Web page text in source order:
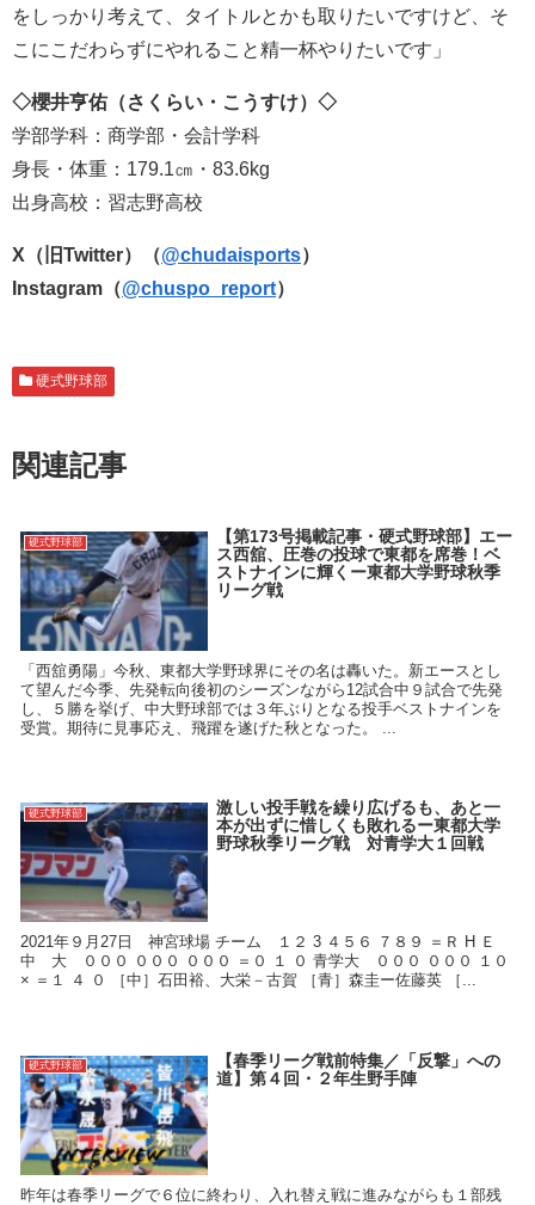
をしっかり考えて、タイトルとかも取りたいですけど、そ
こにこだわらずにやれること精一杯やりたいです」
◇櫻井亨佑（さくらい ・こうすけ）◇
学部学科：商学部・会計学科
身長・体重：179.1㎝・83.6kg
出身高校：習志野高校
X（旧Twitter）（@chudaisports）
Instagram（@chuspo_report）
硬式野球部
関連記事
硬式野球部
【第173号掲載記事・硬式野球部】エー
ス西舘、圧巻の投球で東都を席巻！ベ
ストナインに輝くー東都大学野球秋季
リーグ戦
「西舘勇陽」今秋、東都大学野球界にその名は轟いた。新エースとし
て望んだ今季、先発転向後初のシーズンながら12試合中９試合で先発
し、５勝を挙げ、中大野球部では３年ぶりとなる投手ベストナインを
受賞。期待に見事応え、飛躍を遂げた秋となった。 ...
硬式野球部
激しい投手戦を繰り広げるも、あと一
本が出ずに惜しくも敗れるー東都大学
野球秋季リーグ戦 対青学大１回戦
2021年９月27日 神宮球場 チーム １２ 3 ４５６ ７８９ ＝Ｒ H Ｅ
中 大 ０００ ０００ ０００ ＝０ １ ０ 青学大 ０００ ０００ １０
× ＝１ ４ ０ ［中］石田裕、大栄－古賀 ［青］森圭ー佐藤英 ［...
硬式野球部
【春季リーグ戦前特集／「反撃」への
道】第４回・２年生野手陣
昨年は春季リーグで６位に終わり、入れ替え戦に進みながらも１部残